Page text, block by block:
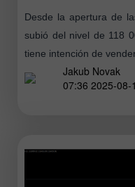
Desde la apertura de
subió del nivel de 118
tiene intención de
Jakub Novak
07:36 2025-08-